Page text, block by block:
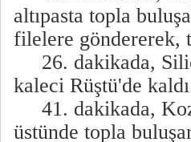
altıpasta topla
filelere göndererek,
26. dakikada,
kaleci Rüştü'de
41. dakikada,
üstünde topla